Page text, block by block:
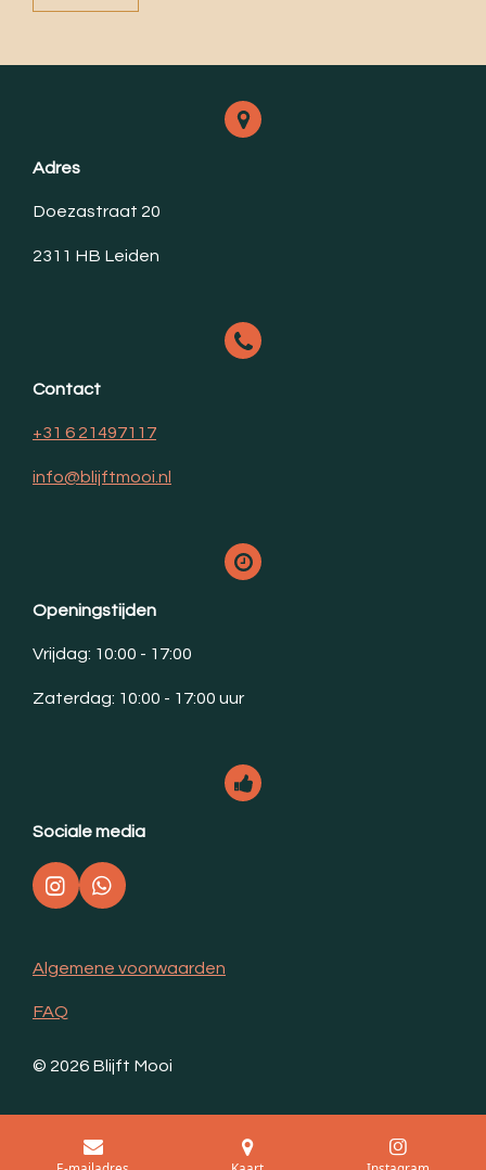
Adres
Doezastraat 20
2311 HB Leiden
Contact
+31 6 21497117
info@blijftmooi.nl
Openingstijden
Vrijdag: 10:00 - 17:00
Zaterdag: 10:00 - 17:00 uur
Sociale media
I
n
a
r
m
W
h
s
Algemene voorwaarden
FAQ
© 2026 Blijft Mooi